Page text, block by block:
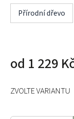
Přírodní dřevo
od 1 229
ZVOLTE VARIANTU